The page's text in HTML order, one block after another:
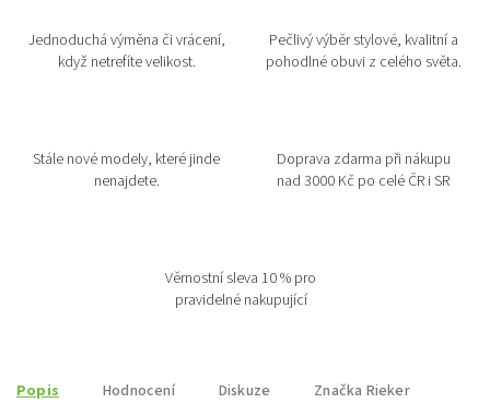
Jednoduchá výměna či vrácení,
když netrefíte velikost.
Pečlivý výběr stylové, kvalitní a
pohodlné obuvi z celého světa.
Stále nové modely, které jinde
nenajdete.
Doprava zdarma při nákupu
nad 3000 Kč po celé ČR i SR
Věrnostní sleva 10 % pro
pravidelné nakupující
Popis Hodnocení Diskuze Značka Rieker